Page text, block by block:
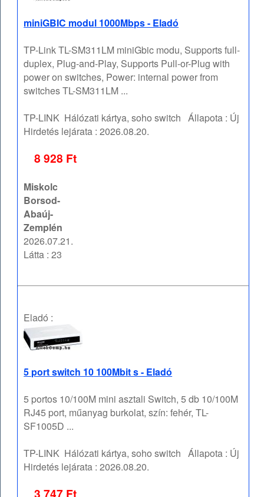
miniGBIC modul 1000Mbps - Eladó
TP-Link TL-SM311LM miniGbic modu, Supports full-
duplex, Plug-and-Play, Supports Pull-or-Plug with
power on switches, Power: internal power from
switches TL-SM311LM ...
TP-LINK Hálózati kártya, soho switch Állapota : Új
Hirdetés lejárata :2026.08.20.
8 928 Ft
Miskolc
Borsod-
Abaúj-
Zemplén
2026.07.21.
Látta : 23
Eladó :
5 port switch 10 100Mbit s - Eladó
5 portos 10/100M mini asztali Switch, 5 db 10/100M
RJ45 port, műanyag burkolat, szín: fehér, TL-
SF1005D ...
TP-LINK Hálózati kártya, soho switch Állapota : Új
Hirdetés lejárata :2026.08.20.
3 747 Ft